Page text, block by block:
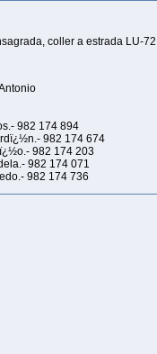
coller a estrada LU-
982 174 894
982 174 674
982 174 203
982 174 071
982 174 736